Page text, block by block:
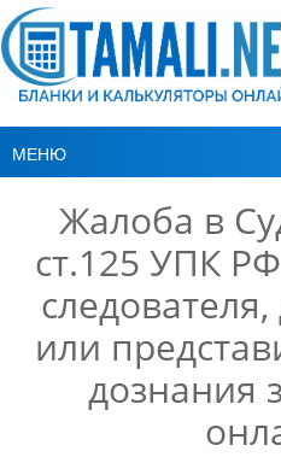
МЕНЮ
Жалоба в
ст.125 УПК
или
дознания